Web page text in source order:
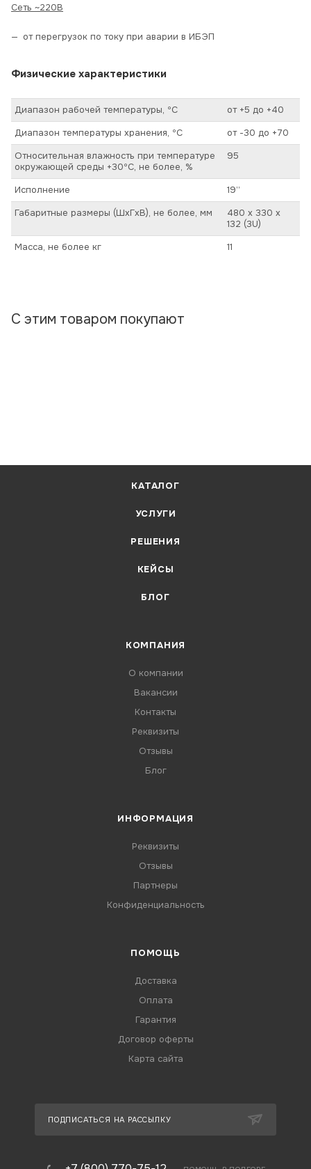
Сеть ~220В
от перегрузок по току при аварии в ИБЭП
Физические характеристики
Диапазон рабочей температуры, ºС
от +5 до +40
Диапазон температуры хранения, ºС
от -30 до +70
Относительная влажность при температуре
окружающей среды +30ºС, не более, %
95
Исполнение
19’’
Габаритные размеры (ШхГхВ), не более, мм
480 х 330 х
132 (3U)
Масса, не более кг
11
С этим товаром покупают
КАТАЛОГ
УСЛУГИ
РЕШЕНИЯ
КЕЙСЫ
БЛОГ
КОМПАНИЯ
О компании
Вакансии
Контакты
Реквизиты
Отзывы
Блог
ИНФОРМАЦИЯ
Реквизиты
Отзывы
Партнеры
Конфиденциальность
ПОМОЩЬ
Доставка
Оплата
Гарантия
Договор оферты
Карта сайта
ПОДПИСАТЬСЯ НА РАССЫЛКУ